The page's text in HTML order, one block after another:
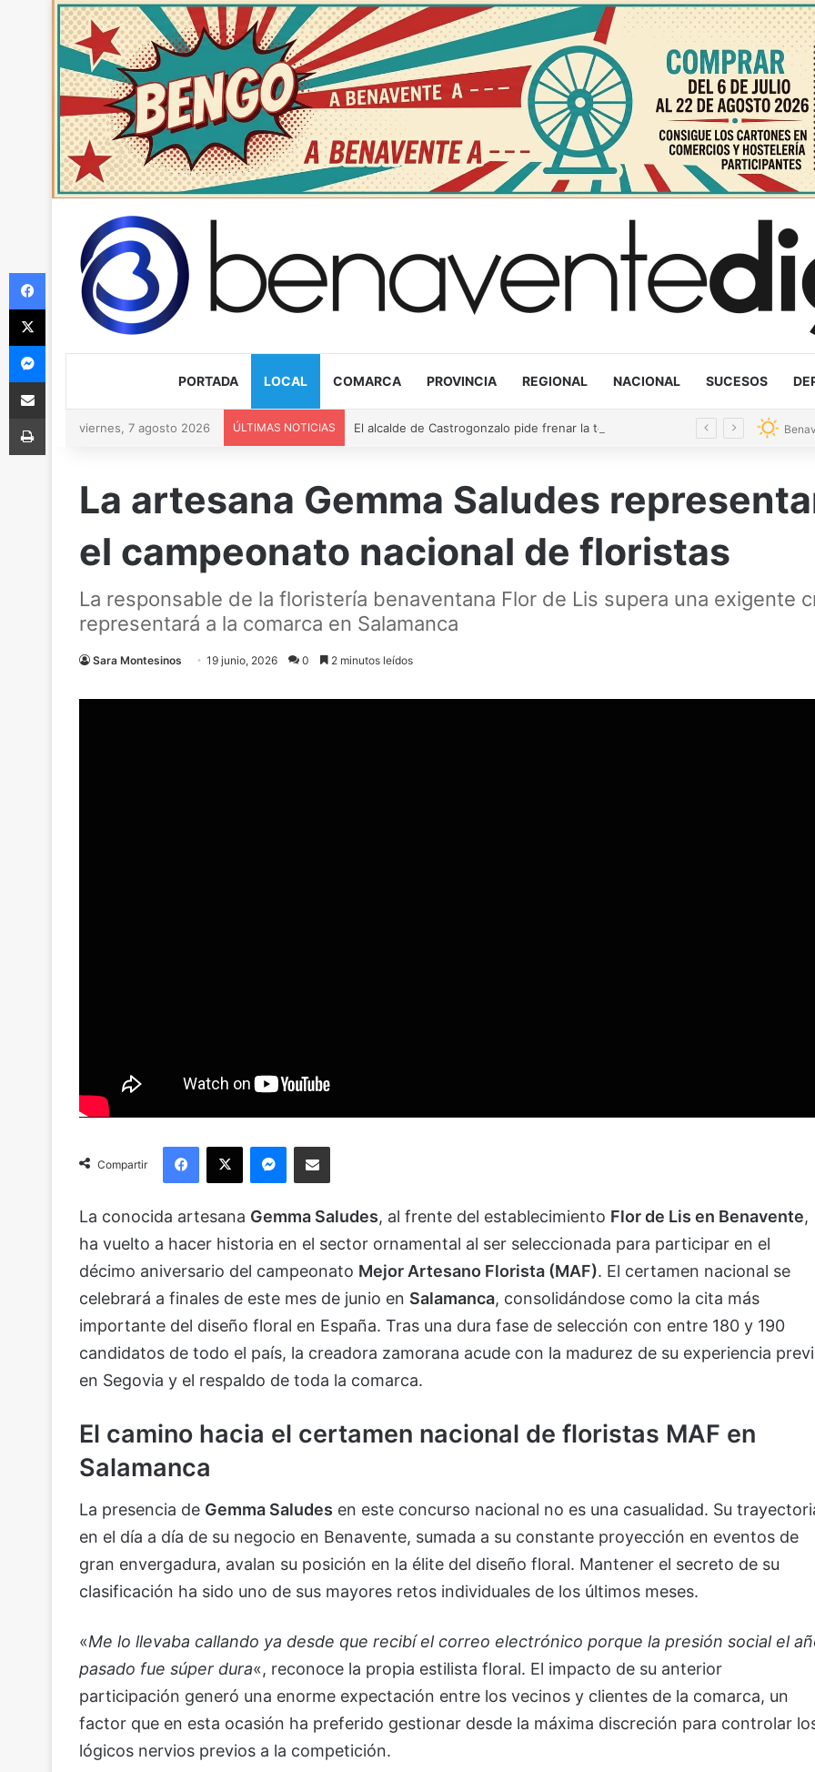
PORTADA LOCAL COMARCA PROVINCIA REGIONAL NACIONAL SUCESOS
viernes, 7 agosto 2026 ÚLTIMAS NOTICIAS
La artesana Gemma Saludes
el campeonato nacional de floristas
La responsable de la floristería benaventana Flor de Lis supera una exigente
representará a la comarca en Salamanca
Sara Montesinos 19 junio, 2026 0 2 minutos leídos
Compartir
Facebook
X Messenger
Compartir via Email
La conocida artesana Gemma Saludes, al frente del establecimiento Flor de Lis en Benavente,
ha vuelto a hacer historia en el sector ornamental al ser seleccionada para participar en el
décimo aniversario del campeonato Mejor Artesano Florista (MAF). El certamen nacional se
celebrará a finales de este mes de junio en Salamanca, consolidándose como la cita más
importante del diseño floral en España. Tras una dura fase de selección con entre 180 y 190
candidatos de todo el país, la creadora zamorana acude con la madurez de su experiencia
en Segovia y el respaldo de toda la comarca.
El camino hacia el certamen nacional de floristas MAF en
Salamanca
La presencia de Gemma Saludes en este concurso nacional no es una casualidad. Su
en el día a día de su negocio en Benavente, sumada a su constante proyección en eventos de
gran envergadura, avalan su posición en la élite del diseño floral. Mantener el secreto de su
clasificación ha sido uno de sus mayores retos individuales de los últimos meses.
«Me lo llevaba callando ya desde que recibí el correo electrónico porque la presión social el
pasado fue súper dura«, reconoce la propia estilista floral. El impacto de su anterior
participación generó una enorme expectación entre los vecinos y clientes de la comarca, un
factor que en esta ocasión ha preferido gestionar desde la máxima discreción para controlar
lógicos nervios previos a la competición.
Facebook
X
Messenger
Compartir via Email